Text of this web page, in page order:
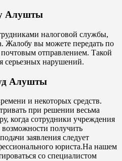
Алушты
налоговой службы,
Жалобу вы можете передать по
отправлением. Такой
серьезных нарушений.
Алушты
и некоторых средств.
при решении весьма
когда сотрудники учреждения
получить
заявления следует
юриста.На нашем
со специалистом